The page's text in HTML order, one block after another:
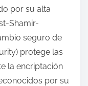
por su alta
Shamir-
seguro de
protege las
la encriptación
por su